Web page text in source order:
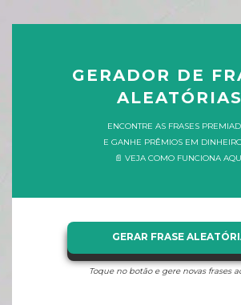
GERADOR DE
ALEATÓRIAS
ENCONTRE AS FRASES
E GANHE PRÊMIOS EM
📄 VEJA COMO FUNCIONA
GERAR FRASE
Toque no botão e gere novas frases